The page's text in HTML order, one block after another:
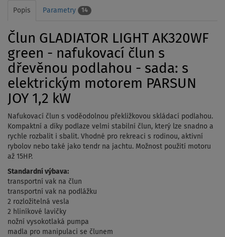
Popis Parametry 14
Člun GLADIATOR LIGHT AK320WF
green - nafukovací člun s
dřevěnou podlahou - sada: s
elektrickým motorem PARSUN
JOY 1,2 kW
Nafukovací člun s voděodolnou překližkovou skládací podlahou.
Kompaktní a díky podlaze velmi stabilní člun, který lze snadno a
rychle rozbalit i sbalit. Vhodné pro rekreaci s rodinou, aktivní
rybolov nebo také jako tendr na jachtu. Možnost použití motoru
až 15HP.
Standardní výbava:
transportní vak na člun
transportní vak na podlážku
2 rozložitelná vesla
2 hliníkové lavičky
nožní vysokotlaká pumpa
madla pro manipulaci se člunem